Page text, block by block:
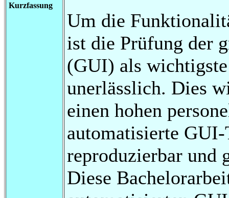
Kurzfassung
Um die
ist die Prüfung der
(GUI) als
unerlässlich. Dies
einen hohen
automatisierte GUI-
reproduzierbar und
Diese